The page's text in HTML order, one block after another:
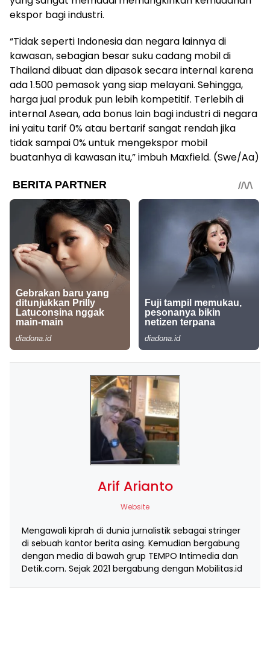
ekspor bagi industri.
“Tidak seperti Indonesia dan negara lainnya di
kawasan, sebagian besar suku cadang mobil di
Thailand dibuat dan dipasok secara internal karena
ada 1.500 pemasok yang siap melayani. Sehingga,
harga jual produk pun lebih kompetitif. Terlebih di
internal Asean, ada bonus lain bagi industri di negara
ini yaitu tarif 0% atau bertarif sangat rendah jika
tidak sampai 0% untuk mengekspor mobil
buatanhya di kawasan itu,” imbuh Maxfield. (Swe/Aa)
Arif Arianto
Website
Mengawali kiprah di dunia jurnalistik sebagai stringer
di sebuah kantor berita asing. Kemudian bergabung
dengan media di bawah grup TEMPO Intimedia dan
Detik.com. Sejak 2021 bergabung dengan Mobilitas.id